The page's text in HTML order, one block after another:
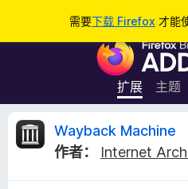
需要下载 Firefox 才能
F
r
e
x
扩展 主题
W
Wayback Machine
作者：
Internet